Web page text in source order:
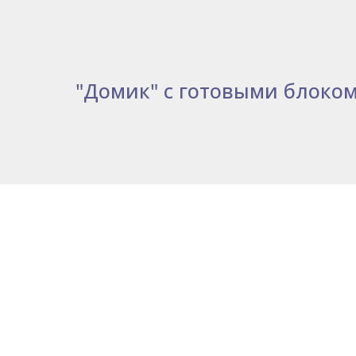
"Домик" с готовыми блоком